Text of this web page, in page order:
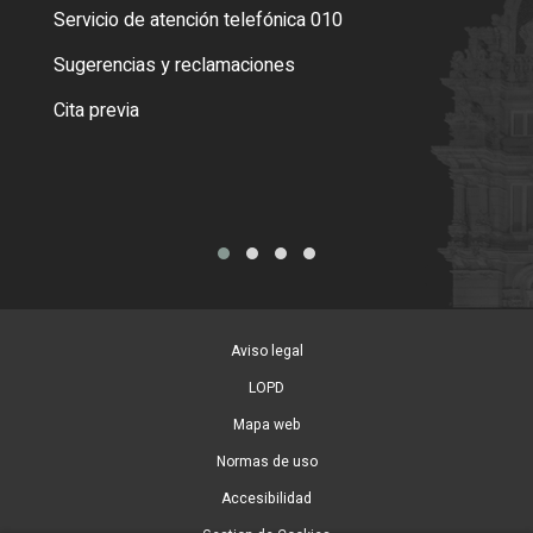
Servicio de atención telefónica 010
Sugerencias y reclamaciones
Cita previa
Aviso legal
LOPD
Mapa web
Normas de uso
Accesibilidad